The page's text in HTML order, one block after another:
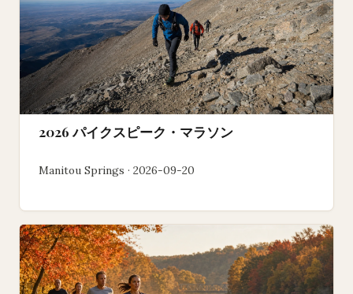
2026 パイクスピーク・マラソン
Manitou Springs · 2026-09-20